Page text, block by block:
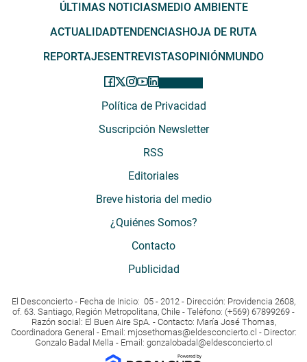
ÚLTIMAS NOTICIASMEDIO AMBIENTE
ACTUALIDADTENDENCIASHOJA DE RUTA
REPORTAJESENTREVISTASOPINIÓNMUNDO
Política de Privacidad
Suscripción Newsletter
RSS
Editoriales
Breve historia del medio
¿Quiénes Somos?
Contacto
Publicidad
El Desconcierto - Fecha de Inicio: 05 - 2012 - Dirección: Providencia 2608,
of. 63. Santiago, Región Metropolitana, Chile - Teléfono: (+569) 67899269 -
Razón social: El Buen Aire SpA. - Contacto: María José Thomas,
Coordinadora General - Email: mjosethomas@eldesconcierto.cl - Director:
Gonzalo Badal Mella - Email: gonzalobadal@eldesconcierto.cl